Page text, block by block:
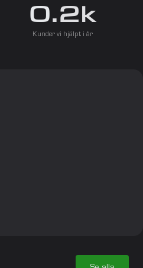
0.2k
Kunder vi hjälpt i år